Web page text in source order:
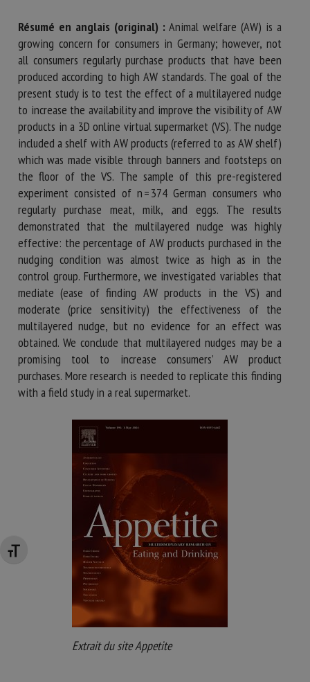
Changer la taille de la police
Résumé en anglais (original) :Animal welfare (AW) is a
growing concern for consumers in Germany; however, not
all consumers regularly purchase products that have been
produced according to high AW standards. The goal of the
present study is to test the effect of a multilayered nudge
to increase the availability and improve the visibility of AW
products in a 3D online virtual supermarket (VS). The nudge
included a shelf with AW products (referred to as AW shelf)
which was made visible through banners and footsteps on
the floor of the VS. The sample of this pre-registered
experiment consisted of n = 374 German consumers who
regularly purchase meat, milk, and eggs. The results
demonstrated that the multilayered nudge was highly
effective: the percentage of AW products purchased in the
nudging condition was almost twice as high as in the
control group. Furthermore, we investigated variables that
mediate (ease of finding AW products in the VS) and
moderate (price sensitivity) the effectiveness of the
multilayered nudge, but no evidence for an effect was
obtained. We conclude that multilayered nudges may be a
promising tool to increase consumers’ AW product
purchases. More research is needed to replicate this finding
with a field study in a real supermarket.
Extrait du site Appetite